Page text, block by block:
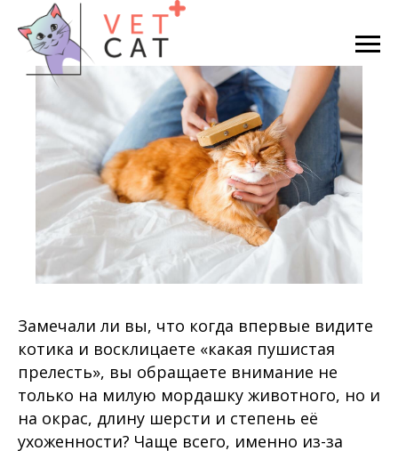
Замечали ли вы, что когда впервые видите
котика и восклицаете «какая пушистая
прелесть», вы обращаете внимание не
только на милую мордашку животного, но и
на окрас, длину шерсти и степень её
ухоженности? Чаще всего, именно из-за